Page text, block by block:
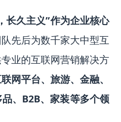
长久主义”作为企业核心
先后为数千家大中型互
业的互联网营销解决方
网平台、旅游、金融、
、B2B、家装等多个领